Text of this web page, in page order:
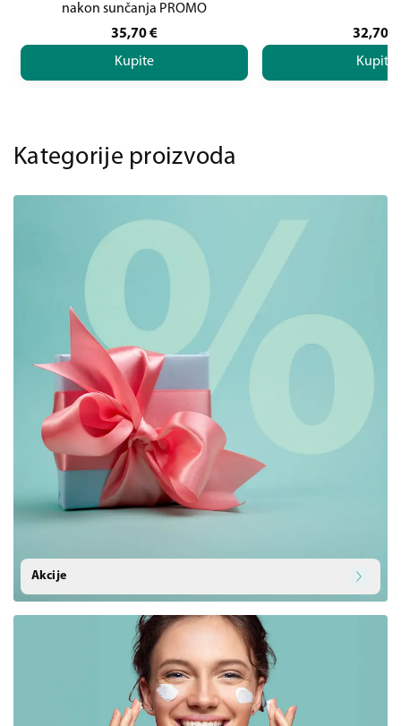
nakon sunčanja PROMO
35,70€
Kupite
32,70
Kupite
Kategorije proizvoda
Akcije